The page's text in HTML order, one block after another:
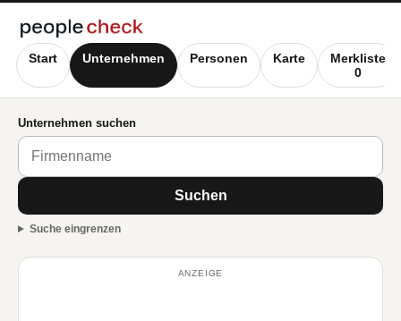
Start Unternehmen Personen Karte
Merkliste
0
Unternehmen suchen
Suchen
Suche eingrenzen
ANZEIGE